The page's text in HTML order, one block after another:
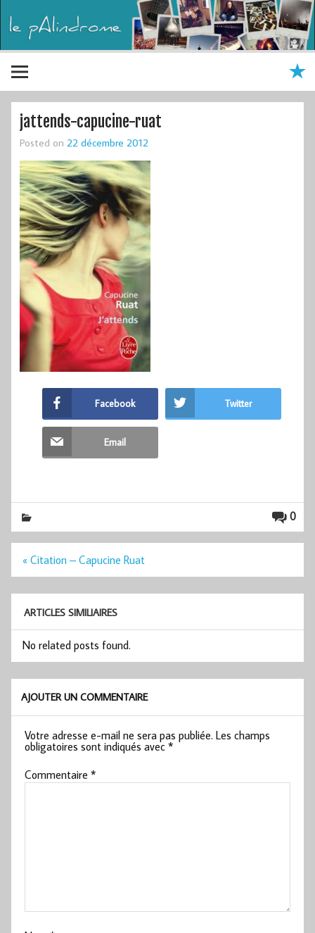
jattends-capucine-ruat
Posted on 22 décembre 2012
Facebook Twitter
Email
0
Navigation
« Citation – Capucine Ruat
ARTICLES SIMILIAIRES
No related posts found.
AJOUTER UN COMMENTAIRE
Votre adresse e-mail ne sera pas publiée. Les champs
obligatoires sont indiqués avec*
Commentaire*